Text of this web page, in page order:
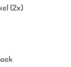
(2x)